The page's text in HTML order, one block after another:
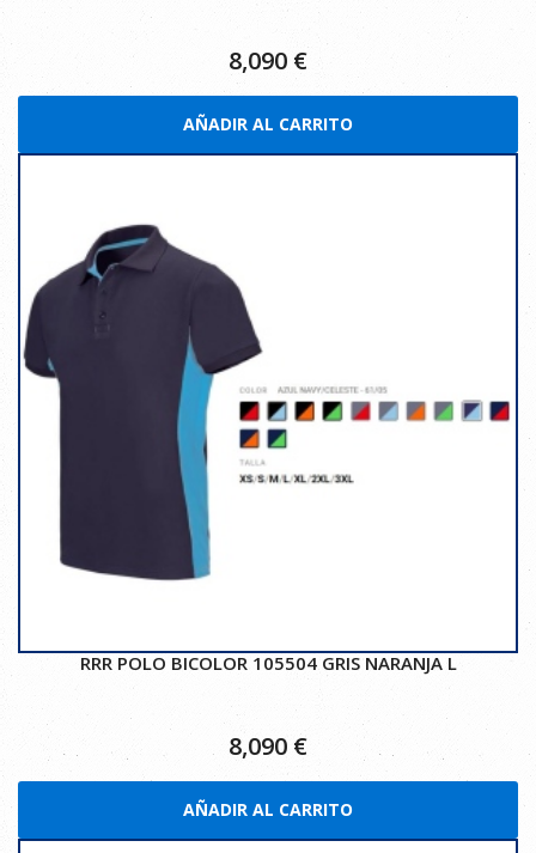
8,090 €
AÑADIR AL CARRITO
RRR POLO BICOLOR 105504 GRIS NARANJA L
8,090 €
AÑADIR AL CARRITO